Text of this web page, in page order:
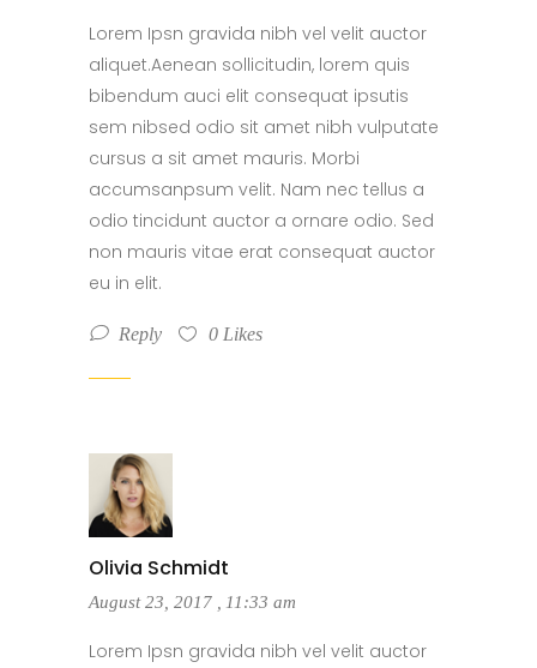
Lorem Ipsn gravida nibh vel velit auctor
aliquet.Aenean sollicitudin, lorem quis
bibendum auci elit consequat ipsutis
sem nibsed odio sit amet nibh vulputate
cursus a sit amet mauris. Morbi
accumsanpsum velit. Nam nec tellus a
odio tincidunt auctor a ornare odio. Sed
non mauris vitae erat consequat auctor
eu in elit.
Reply 0 Likes
Olivia Schmidt
August 23, 2017 11:33 am
Lorem Ipsn gravida nibh vel velit auctor